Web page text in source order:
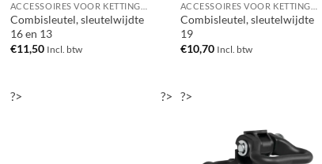
Combisleutel, sleutelwijdte
16 en 13
€11,50 Incl. btw
Combisleutel, sleutelwijdte
19
€10,70 Incl. btw
?> ?> ?>